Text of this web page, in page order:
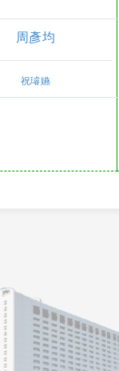
周彥均
祝璿嬿